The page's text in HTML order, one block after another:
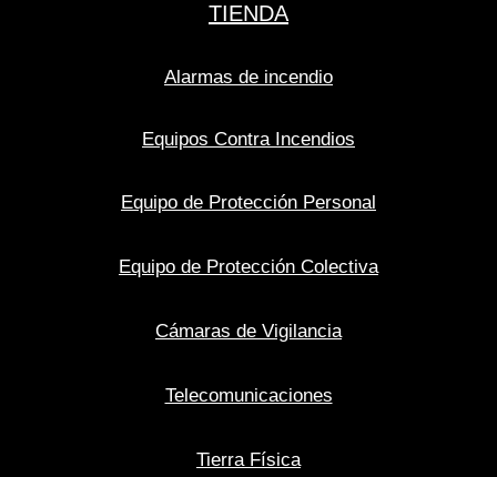
TIENDA
Alarmas de incendio
Equipos Contra Incendios
Equipo de Protección Personal
Equipo de Protección Colectiva
Cámaras de Vigilancia
Telecomunicaciones
Tierra Física